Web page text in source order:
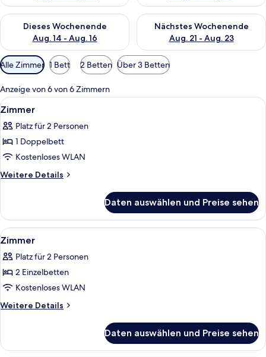
Dieses Wochenende
Aug. 14 - Aug. 16
Überprüfe die Verfügbarkeit für dieses Wochenende, Aug. 14
Nächstes Wochenende
Aug. 21 - Aug. 23
Überprüfe die Verfügbarkeit
Verfügbare
Filter
für
Zimmer
Alle Zimmer 1 Bett 2 Betten Über 3 Betten
Anzeige von 6 von 6 Zimmern
Alle
Fotos
für
Zimmer
anzeigen
6
Zimmer
Platz für 2 Personen
1 Doppelbett
Kostenloses WLAN
Weitere Details
Weitere
Daten auswählen und Preise sehen
Alle
Fotos
für
Zimmer
anzeigen
6
Zimmer
Platz für 2 Personen
2 Einzelbetten
Kostenloses WLAN
Weitere Details
Weitere
Daten auswählen und Preise sehen